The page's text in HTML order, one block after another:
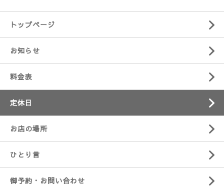
トップページ
お知らせ
料金表
定休日
お店の場所
ひとり言
御予約・お問い合わせ